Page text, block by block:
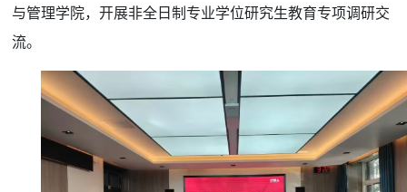
与管理学院，开展非全日制专业学位研究生教育专项调研交
流。